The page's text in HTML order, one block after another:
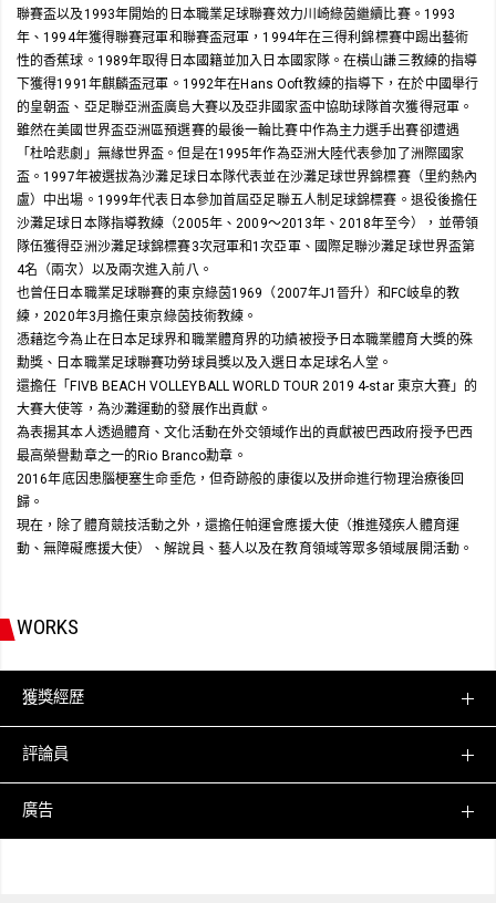
聯賽盃以及1993年開始的日本職業足球聯賽效力川崎綠茵繼續比賽。1993
年、1994年獲得聯賽冠軍和聯賽盃冠軍，1994年在三得利錦標賽中踢出藝術
性的香蕉球。1989年取得日本國籍並加入日本國家隊。在橫山謙三教練的指導
下獲得1991年麒麟盃冠軍。1992年在Hans Ooft教練的指導下，在於中國舉行
的皇朝盃、亞足聯亞洲盃廣島大賽以及亞非國家盃中協助球隊首次獲得冠軍。
雖然在美國世界盃亞洲區預選賽的最後一輪比賽中作為主力選手出賽卻遭遇
「杜哈悲劇」無緣世界盃。但是在1995年作為亞洲大陸代表參加了洲際國家
盃。1997年被選拔為沙灘足球日本隊代表並在沙灘足球世界錦標賽（里約熱內
盧）中出場。1999年代表日本參加首屆亞足聯五人制足球錦標賽。退役後擔任
沙灘足球日本隊指導教練（2005年、2009～2013年、2018年至今），並帶領
隊伍獲得亞洲沙灘足球錦標賽3次冠軍和1次亞軍、國際足聯沙灘足球世界盃第
4名（兩次）以及兩次進入前八。
也曾任日本職業足球聯賽的東京綠茵1969（2007年J1晉升）和FC岐阜的教
練，2020年3月擔任東京綠茵技術教練。
憑藉迄今為止在日本足球界和職業體育界的功績被授予日本職業體育大獎的殊
勳獎、日本職業足球聯賽功勞球員獎以及入選日本足球名人堂。
還擔任「FIVB BEACH VOLLEYBALL WORLD TOUR 2019 4-star 東京大賽」的
大賽大使等，為沙灘運動的發展作出貢獻。
為表揚其本人透過體育、文化活動在外交領域作出的貢獻被巴西政府授予巴西
最高榮譽勳章之一的Rio Branco勳章。
2016年底因患腦梗塞生命垂危，但奇跡般的康復以及拼命進行物理治療後回
歸。
現在，除了體育競技活動之外，還擔任帕運會應援大使（推進殘疾人體育運
動、無障礙應援大使）、解說員、藝人以及在教育領域等眾多領域展開活動。
WORKS
獲獎經歷
評論員
廣告